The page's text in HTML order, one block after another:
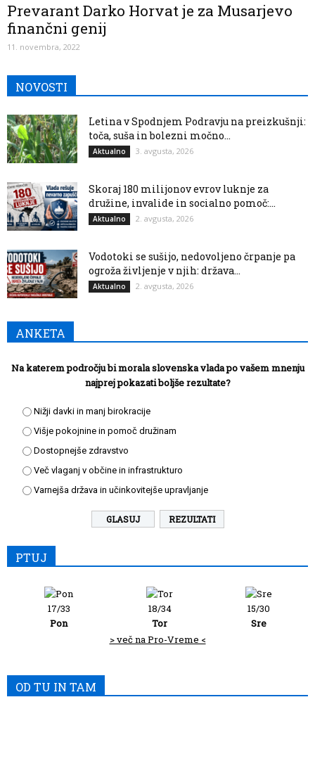
Prevarant Darko Horvat je za Musarjevo
finančni genij
11. novembra, 2022
NOVOSTI
Letina v Spodnjem Podravju na preizkušnji:
toča, suša in bolezni močno...
Aktualno 3. avgusta, 2026
Skoraj 180 milijonov evrov luknje za
družine, invalide in socialno pomoč:...
Aktualno 2. avgusta, 2026
Vodotoki se sušijo, nedovoljeno črpanje pa
ogroža življenje v njih: država...
Aktualno 2. avgusta, 2026
ANKETA
Na katerem področju bi morala slovenska vlada po vašem mnenju
najprej pokazati boljše rezultate?
Nižji davki in manj birokracije
Višje pokojnine in pomoč družinam
Dostopnejše zdravstvo
Več vlaganj v občine in infrastrukturo
Varnejša država in učinkovitejše upravljanje
REZULTATI
PTUJ
17/33
Pon
18/34
Tor
15/30
Sre
> več na Pro-Vreme <
OD TU IN TAM